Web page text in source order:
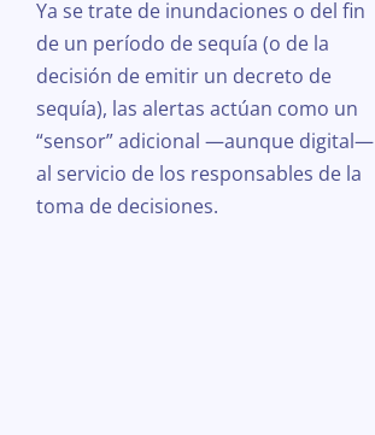
Ya se trate de inundaciones o del fin
de un período de sequía (o de la
decisión de emitir un decreto de
sequía), las alertas actúan como un
“sensor” adicional —aunque digital—
al servicio de los responsables de la
toma de decisiones.